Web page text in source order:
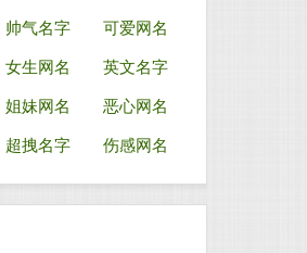
帅气名字
可爱网名
女生网名
英文名字
姐妹网名
恶心网名
超拽名字 伤感网名